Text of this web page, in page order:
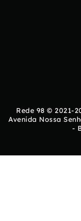
Rede 98 © 2021-
Avenida Nossa
-